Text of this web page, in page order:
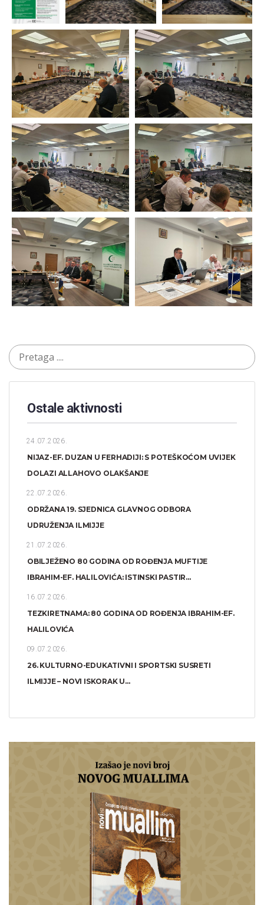
Ostale aktivnosti
24.07.2026.
NIJAZ-EF. DUZAN U FERHADIJI: S POTEŠKOĆOM UVIJEK
DOLAZI ALLAHOVO OLAKŠANJE
22.07.2026.
ODRŽANA 19. SJEDNICA GLAVNOG ODBORA
UDRUŽENJA ILMIJJE
21.07.2026.
OBILJEŽENO 80 GODINA OD ROĐENJA MUFTIJE
IBRAHIM-EF. HALILOVIĆA: ISTINSKI PASTIR...
16.07.2026.
TEZKIRETNAMA: 80 GODINA OD ROĐENJA IBRAHIM-EF.
HALILOVIĆA
09.07.2026.
26. KULTURNO-EDUKATIVNI I SPORTSKI SUSRETI
ILMIJJE – NOVI ISKORAK U...